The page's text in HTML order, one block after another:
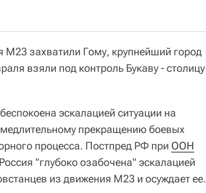
захватили Гому, крупнейший город
взяли под контроль Букаву - столицу
эскалацией ситуации на
прекращению боевых
процесса. Постпред РФ при ООН
"глубоко озабочена" эскалацией
из движения М23 и осуждает ее.